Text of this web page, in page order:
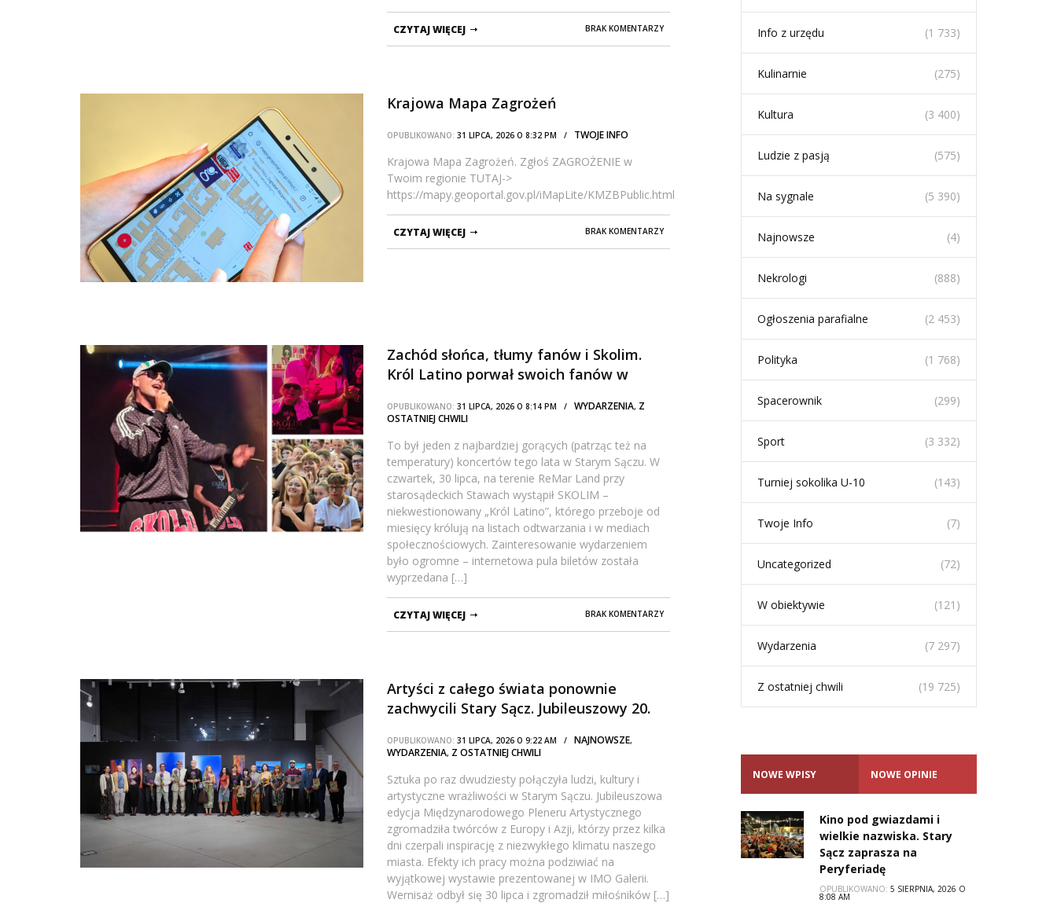
BRAK KOMENTARZY
CZYTAJ WIĘCEJ
Krajowa Mapa Zagrożeń
OPUBLIKOWANO: 31 LIPCA, 2026 O 8:32 PM / TWOJE INFO
Krajowa Mapa Zagrożeń. Zgłoś ZAGROŻENIE w
Twoim regionie TUTAJ->
https://mapy.geoportal.gov.pl/iMapLite/KMZBPublic.html
BRAK KOMENTARZY
CZYTAJ WIĘCEJ
Zachód słońca, tłumy fanów i Skolim.
Król Latino porwał swoich fanów w
OPUBLIKOWANO: 31 LIPCA, 2026 O 8:14 PM / WYDARZENIA, Z
OSTATNIEJ CHWILI
To był jeden z najbardziej gorących (patrząc też na
temperatury) koncertów tego lata w Starym Sączu. W
czwartek, 30 lipca, na terenie ReMar Land przy
starosądeckich Stawach wystąpił SKOLIM –
niekwestionowany „Król Latino”, którego przeboje od
miesięcy królują na listach odtwarzania i w mediach
społecznościowych. Zainteresowanie wydarzeniem
było ogromne – internetowa pula biletów została
wyprzedana […]
BRAK KOMENTARZY
CZYTAJ WIĘCEJ
Artyści z całego świata ponownie
zachwycili Stary Sącz. Jubileuszowy 20.
OPUBLIKOWANO: 31 LIPCA, 2026 O 9:22 AM / NAJNOWSZE,
WYDARZENIA, Z OSTATNIEJ CHWILI
Sztuka po raz dwudziesty połączyła ludzi, kultury i
artystyczne wrażliwości w Starym Sączu. Jubileuszowa
edycja Międzynarodowego Pleneru Artystycznego
zgromadziła twórców z Europy i Azji, którzy przez kilka
dni czerpali inspirację z niezwykłego klimatu naszego
miasta. Efekty ich pracy można podziwiać na
wyjątkowej wystawie prezentowanej w IMO Galerii.
Wernisaż odbył się 30 lipca i zgromadził miłośników […]
Info z urzędu (1 733)
Kulinarnie (275)
Kultura (3 400)
Ludzie z pasją (575)
Na sygnale (5 390)
Najnowsze (4)
Nekrologi (888)
Ogłoszenia parafialne (2 453)
Polityka (1 768)
Spacerownik (299)
Sport (3 332)
Turniej sokolika U-10 (143)
Twoje Info (7)
Uncategorized (72)
W obiektywie (121)
Wydarzenia (7 297)
Z ostatniej chwili (19 725)
NOWE WPISY NOWE OPINIE
Kino pod gwiazdami i
wielkie nazwiska. Stary
Sącz zaprasza na
Peryferiadę
OPUBLIKOWANO: 5 SIERPNIA, 2026 O
8:08 AM